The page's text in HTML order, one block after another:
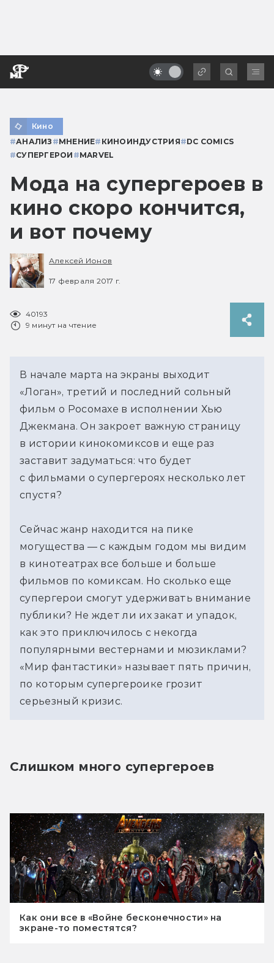
Кино
#АНАЛИЗ #МНЕНИЕ# КИНОИНДУСТРИЯ#DC COMICS
#СУПЕРГЕРОИ #MARVEL
Мода на супергероев в
кино скоро кончится,
и вот почему
Алексей Ионов
17 февраля 2017 г.
40193
9 минут на чтение
В начале марта на экраны выходит
«Логан», третий и последний сольный
фильм о Росомахе в исполнении Хью
Джекмана. Он закроет важную страницу
в истории кинокомиксов и еще раз
заставит задуматься: что будет
с фильмами о супергероях несколько лет
спустя?
Сейчас жанр находится на пике
могущества — с каждым годом мы видим
в кинотеатрах все больше и больше
фильмов по комиксам. Но сколько еще
супергерои смогут удерживать внимание
публики? Не ждет ли их закат и упадок,
как это приключилось с некогда
популярными вестернами и мюзиклами?
«Мир фантастики» называет пять причин,
по которым супергероике грозит
серьезный кризис.
Слишком много супергероев
Как они все в «Войне бесконечности» на
экране-то поместятся?